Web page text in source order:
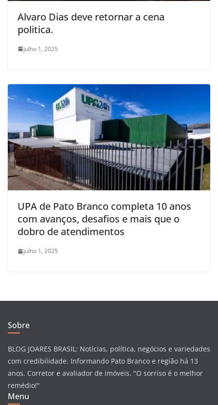
Alvaro Dias deve retornar a cena
politica.
julho 1, 2025
UPA de Pato Branco completa 10 anos
com avanços, desafios e mais que o
dobro de atendimentos
julho 1, 2025
Sobre
BLOG JOARES BRASIL: Notícias, política, negócios e variedades
com credibilidade. Informando Pato Branco e região há 13
anos. Corretor e avaliador de imóveis. "O sorriso é o melhor
remédio!"
Menu